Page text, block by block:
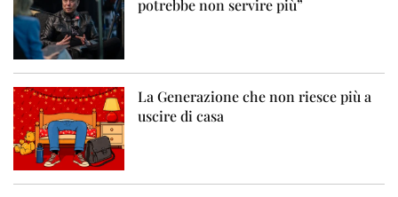
potrebbe non servire più”
La Generazione che non riesce più a
uscire di casa